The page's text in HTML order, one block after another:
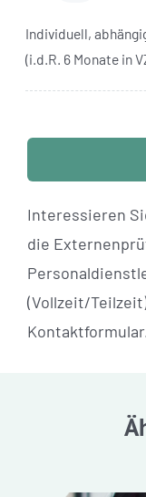
Individuell,
(i.d.R. 6 Monate in
Interessieren
die
(Vollzeit/